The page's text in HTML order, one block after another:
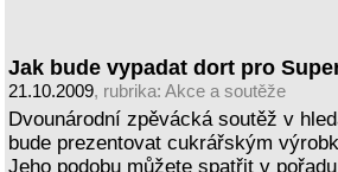
Jak bude vypadat dort pro
21.10.2009, rubrika: Akce a soutěže
Dvounárodní zpěvácká soutěž v
bude prezentovat cukrářským
Jeho podobu můžete spatřit v